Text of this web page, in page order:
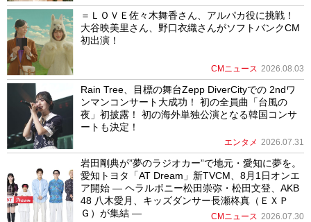
＝ＬＯＶＥ佐々木舞香さん、アルパカ役に挑戦！
大谷映美里さん、野口衣織さんがソフトバンクCM
初出演！
CMニュース 2026.08.03
Rain Tree、目標の舞台Zepp DiverCityでの 2ndワ
ンマンコンサート大成功！ 初の全員曲「台風の
夜」初披露！ 初の海外単独公演となる韓国コンサ
ートも決定！
エンタメ 2026.07.31
岩田剛典が”夢のラジオカー”で地元・愛知に夢を。
愛知トヨタ「AT Dream」新TVCM、8月1日オンエ
ア開始 ― ヘラルボニー松田崇弥・松田文登、AKB
48 八木愛月、キッズダンサー長瀬柊真（ＥＸＰ
Ｇ）が集結 ―
CMニュース 2026.07.30